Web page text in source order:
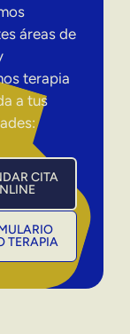
áreas de
terapia
a tus
CITA
TERAPIA